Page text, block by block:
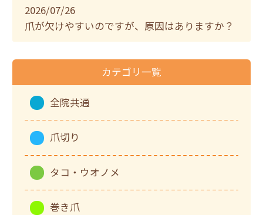
2026/07/26
爪が欠けやすいのですが、原因はありますか？
カテゴリ一覧
全院共通
爪切り
タコ・ウオノメ
巻き爪